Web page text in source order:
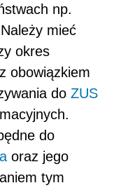
np.
mieć
okres
obowiązkiem
do ZUS
do
oraz jego
tym